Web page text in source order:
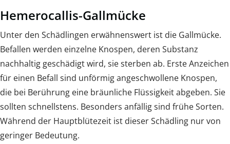
Hemerocallis-Gallmücke
Unter den Schädlingen erwähnenswert ist die Gallmücke.
Befallen werden einzelne Knospen, deren Substanz
nachhaltig geschädigt wird, sie sterben ab. Erste Anzeichen
für einen Befall sind unförmig angeschwollene Knospen,
die bei Berührung eine bräunliche Flüssigkeit abgeben. Sie
sollten schnellstens. Besonders anfällig sind frühe Sorten.
Während der Hauptblütezeit ist dieser Schädling nur von
geringer Bedeutung.